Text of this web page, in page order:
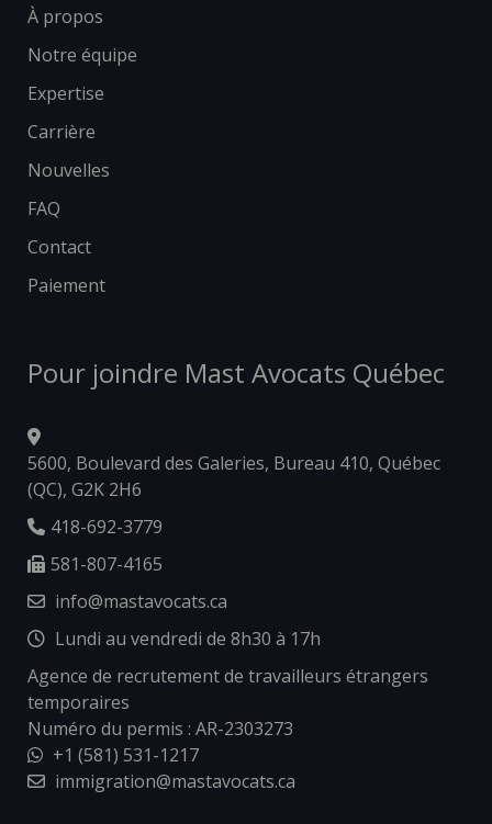
À propos
Notre équipe
Expertise
Carrière
Nouvelles
FAQ
Contact
Paiement
Pour joindre Mast Avocats Québec
5600, Boulevard des Galeries, Bureau 410, Québec
(QC), G2K 2H6
418-692-3779
581-807-4165
info@mastavocats.ca
Lundi au vendredi de 8h30 à 17h
Agence de recrutement de travailleurs étrangers
temporaires
Numéro du permis : AR-2303273
+1 (581) 531-1217
immigration@mastavocats.ca